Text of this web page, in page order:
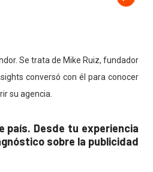
Se trata de Mike Ruiz, fundador
conversó con él para conocer
su agencia.
país. Desde tu experiencia
sobre la publicidad